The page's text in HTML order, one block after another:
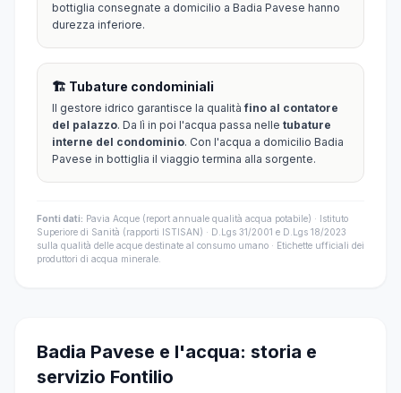
bottiglia consegnate a domicilio a Badia Pavese hanno
durezza inferiore.
🏗️ Tubature condominiali
Il gestore idrico garantisce la qualitàfino al contatore
del palazzo. Da lì in poi l'acqua passa nelle tubature
interne del condominio. Con l'acqua a domicilio Badia
Pavese in bottiglia il viaggio termina alla sorgente.
Fonti dati: Pavia Acque (report annuale qualità acqua potabile) · Istituto
Superiore di Sanità (rapporti ISTISAN) · D.Lgs 31/2001 e D.Lgs 18/2023
sulla qualità delle acque destinate al consumo umano · Etichette ufficiali dei
produttori di acqua minerale.
Badia Pavese e l'acqua: storia e
servizio Fontilio